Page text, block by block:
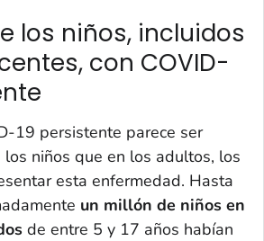
los niños, incluidos
con COVID-
19 persistente parece ser
los niños que en los adultos, los
esta enfermedad. Hasta
un millón de niños en
de entre 5 y 17 años habían